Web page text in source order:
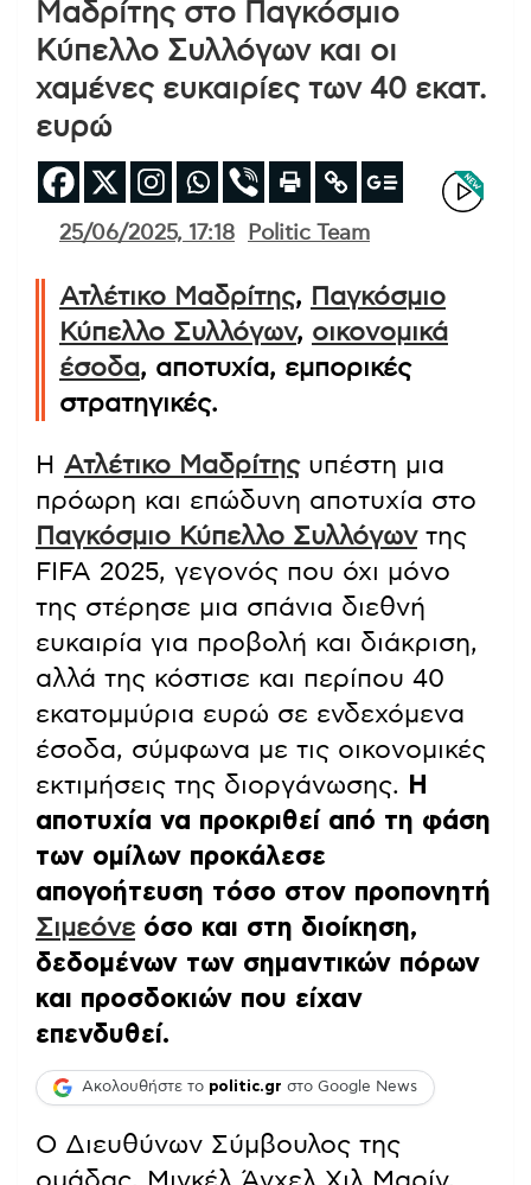
Μαδρίτης στο Παγκόσμιο
Κύπελλο Συλλόγων και οι
χαμένες ευκαιρίες των 40 εκατ.
ευρώ
25/06/2025, 17:18 Politic Team
Ατλέτικο Μαδρίτης, Παγκόσμιο
Κύπελλο Συλλόγων, οικονομικά
έσοδα, αποτυχία, εμπορικές
στρατηγικές.
Η Ατλέτικο Μαδρίτηςυπέστη μια
πρόωρη και επώδυνη αποτυχία στο
Παγκόσμιο Κύπελλο Συλλόγωντης
FIFA 2025, γεγονός που όχι μόνο
της στέρησε μια σπάνια διεθνή
ευκαιρία για προβολή και διάκριση,
αλλά της κόστισε και περίπου 40
εκατομμύρια ευρώ σε ενδεχόμενα
έσοδα, σύμφωνα με τις οικονομικές
εκτιμήσεις της διοργάνωσης.
Η
αποτυχία να προκριθεί από τη φάση
των ομίλων προκάλεσε
απογοήτευση τόσο στον προπονητή
Σιμεόνεόσο και στη διοίκηση,
δεδομένων των σημαντικών πόρων
και προσδοκιών που είχαν
επενδυθεί.
Ακολουθήστε το politic.gr στο Google News
Ο Διευθύνων Σύμβουλος της